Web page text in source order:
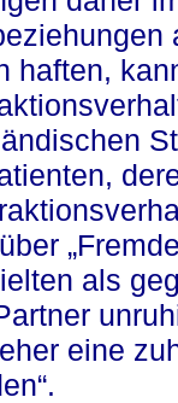
haften,
als
eine